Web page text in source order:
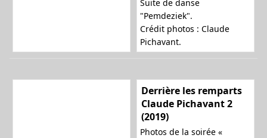
Suite de danse
"Pemdeziek".
Crédit photos : Claude
Pichavant.
Derrière les remparts
Claude Pichavant 2
(2019)
Photos de la soirée «